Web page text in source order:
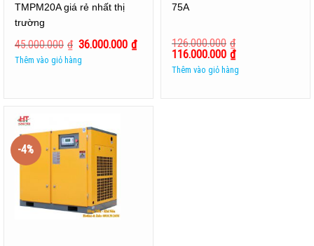
TMPM20A giá rẻ nhất thị
trường
45.000.000 ₫ 36.000.000 ₫
Thêm vào giỏ hàng
75A
126.000.000 ₫
116.000.000 ₫
Thêm vào giỏ hàng
-4%